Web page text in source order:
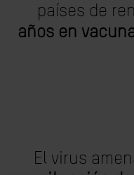
países de
años en
El virus